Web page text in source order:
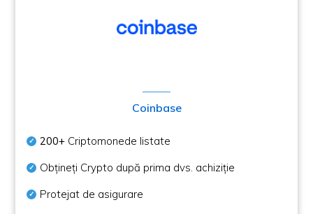
Coinbase
200+ Criptomonede listate
Obțineți Crypto după prima dvs. achiziție
Protejat de asigurare